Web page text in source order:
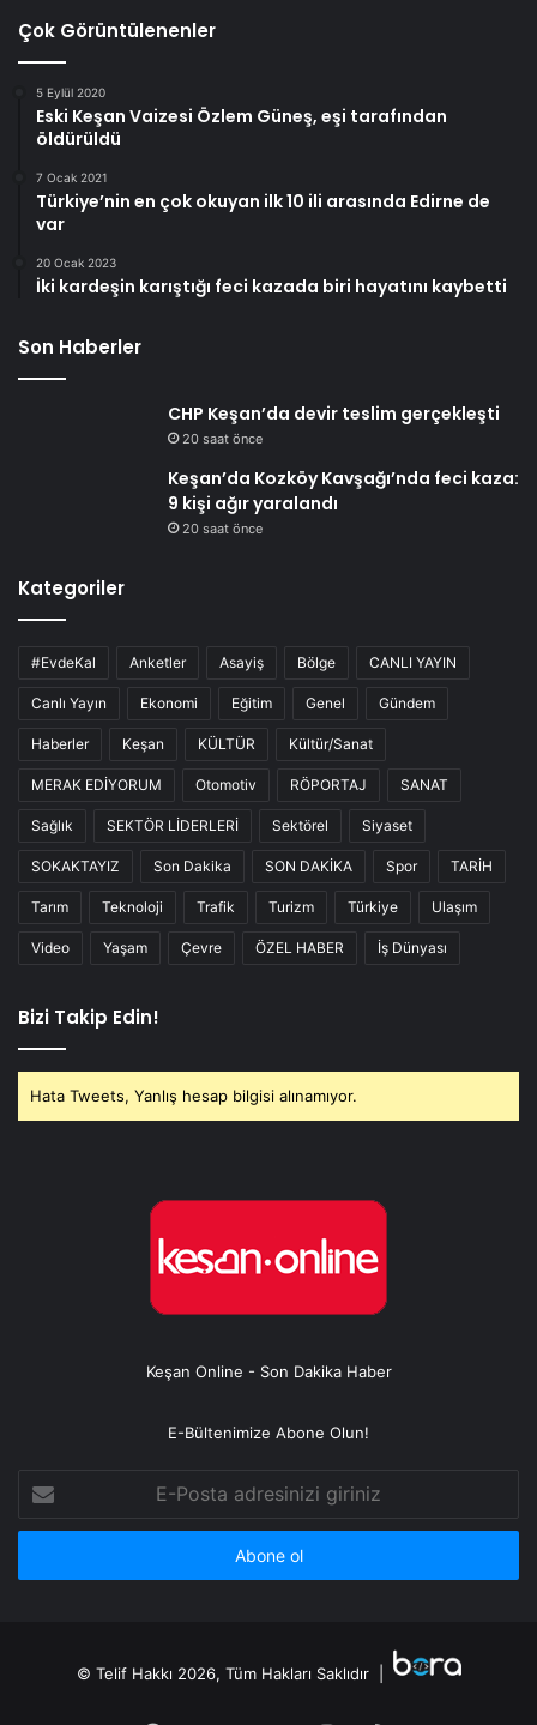
Çok Görüntülenenler
5 Eylül 2020
Eski Keşan Vaizesi Özlem Güneş, eşi tarafından
öldürüldü
7 Ocak 2021
Türkiye’nin en çok okuyan ilk 10 ili arasında Edirne de
var
20 Ocak 2023
İki kardeşin karıştığı feci kazada biri hayatını kaybetti
Son Haberler
CHP Keşan’da devir teslim gerçekleşti
20 saat önce
Keşan’da Kozköy Kavşağı’nda feci kaza:
9 kişi ağır yaralandı
20 saat önce
Kategoriler
#EvdeKal Anketler Asayiş Bölge CANLI YAYIN
Canlı Yayın Ekonomi Eğitim Genel Gündem
Haberler Keşan KÜLTÜR Kültür/Sanat
MERAK EDİYORUM Otomotiv RÖPORTAJ SANAT
Sağlık SEKTÖR LİDERLERİ Sektörel Siyaset
SOKAKTAYIZ Son Dakika SON DAKİKA Spor TARİH
Tarım Teknoloji Trafik Turizm Türkiye Ulaşım
Video Yaşam Çevre ÖZEL HABER İş Dünyası
Bizi Takip Edin!
Hata Tweets, Yanlış hesap bilgisi alınamıyor.
Keşan Online - Son Dakika Haber
E-Bültenimize Abone Olun!
Posta
adresinizi
© Telif Hakkı 2026, Tüm Hakları Saklıdır |